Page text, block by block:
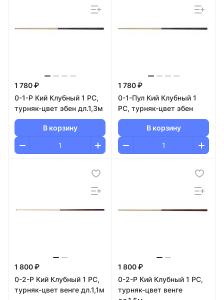
1 780 ₽
0-1-Р Кий Клубный 1 РС,
турняк-цвет эбен дл.1,3м
В корзину
1 780 ₽
0-1-Пул Кий Клубный 1
РС, турняк-цвет эбен
В корзину
1 800 ₽
0-2-Р Кий Клубный 1 РС,
турняк-цвет венге дл.1,1м
1 800 ₽
0-2-Р Кий Клубный 1 РС,
турняк-цвет венге